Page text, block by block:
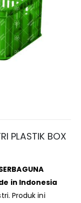
PLASTIK BOX
in Indonesia
Produk ini